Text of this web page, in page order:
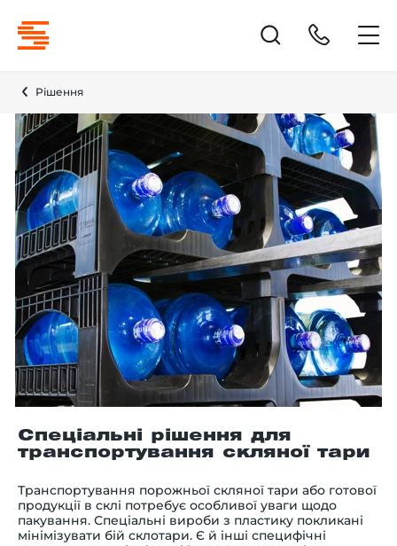
Рішення
Спеціальні рішення для
транспортування скляної тари
Транспортування порожньої скляної тари або готової
продукції в склі потребує особливої уваги щодо
пакування. Спеціальні вироби з пластику покликані
мінімізувати бій склотари. Є й інші специфічні
поверх